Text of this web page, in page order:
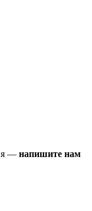
— напишите нам